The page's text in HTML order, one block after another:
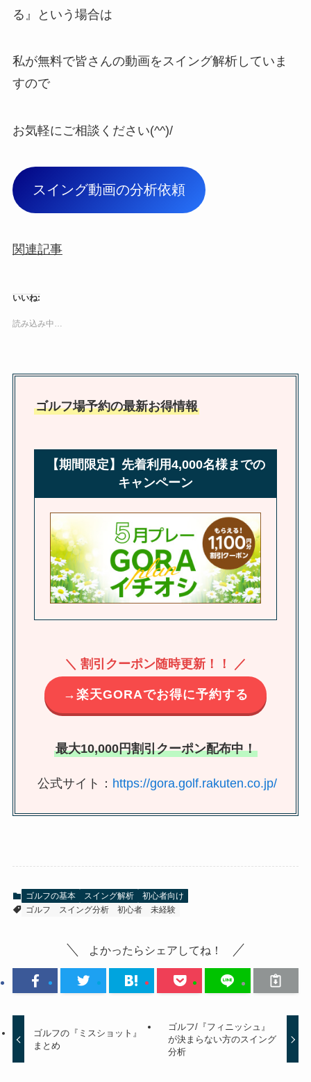
る』という場合は
私が無料で皆さんの動画をスイング解析していま
すので
お気軽にご相談ください(^^)/
スイング動画の分析依頼
関連記事
いいね:
読み込み中…
ゴルフ場予約の最新お得情報
【期間限定】先着利用4,000名様までの
キャンペーン
＼ 割引クーポン随時更新！！ ／
→楽天GORAでお得に予約する
最大10,000円割引クーポン配布中！
公式サイト： https://gora.golf.rakuten.co.jp/
ゴルフの基本 スイング解析
初心者向け
ゴルフ
スイング分析 初心者 未経験
よかったらシェアしてね！
ゴルフの『ミスショット』
まとめ
ゴルフ/『フィニッシュ』
が決まらない方のスイング
分析